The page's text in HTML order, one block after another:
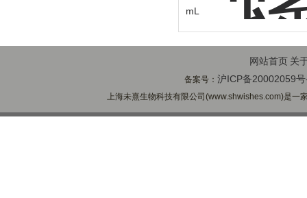
mL
网站首页 关
备案号：沪ICP备20002059
上海未熹生物科技有限公司(www.shwishes.com)是一